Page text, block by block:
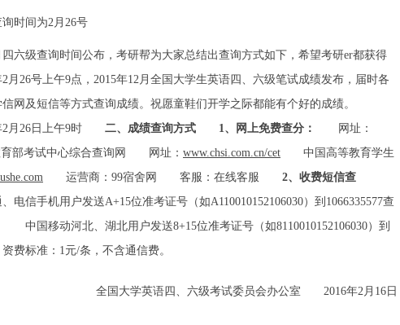
时间为2月26号
四六级查询时间公布，考研帮为大家总结出查询方式如下，希望考研er都获得
26号上午9点，2015年12月全国大学生英语四、六级笔试成绩发布，届时各
信网及短信等方式查询成绩。祝愿童鞋们开学之际都能有个好的成绩。
月26日上午9时 二、成绩查询方式 1、网上免费查分：
网址：
考试中心综合查询网 网址： www.chsi.com.cn/cet 中国高等教育学生
运营商：99宿舍网 客服：在线客服
2、收费短信查
信手机用户发送A+15位准考证号（如A110010152106030）到1066335577查
中国移动河北、湖北用户发送8+15位准考证号（如8110010152106030）到
标准：1元/条，不含通信费。
全国大学英语四、六级考试委员会办公室 2016年2月16日